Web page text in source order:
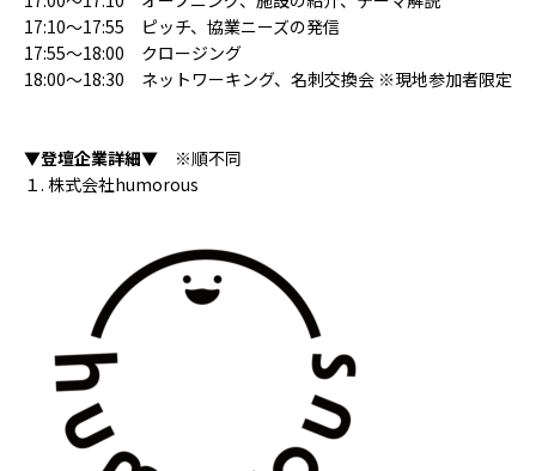
17:10～17:55 ピッチ、協業ニーズの発信
17:55～18:00 クロージング
18:00～18:30 ネットワーキング、名刺交換会 ※現地参加者限定
▼登壇企業詳細▼ ※順不同
１. 株式会社humorous